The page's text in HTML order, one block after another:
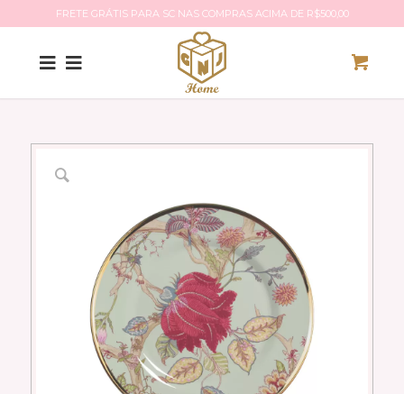
FRETE GRÁTIS PARA SC NAS COMPRAS ACIMA DE R$500,00